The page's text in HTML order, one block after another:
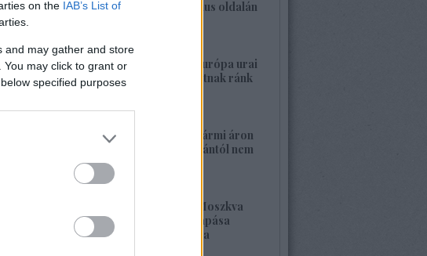
on the IAB’s List of
and may gather and store
may click to grant or
specified purposes
a banderista-fasizmus oldalán
1422. BEKIÁLTÁS: Európa urai
nagy háborút hozhatnak ránk
1421. BEKIÁLTÁS: Bármi áron
megszabadulni Orbántól nem
kell félnetek jó lesz!
2026. május 25. 19:37
1420. BEKIÁLTÁS: Moszkva
nagyerejű válaszcsapása
ukrajnai célpontokra